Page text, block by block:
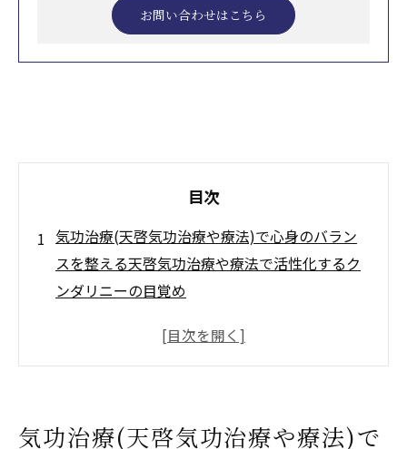
お問い合わせはこちら
目次
気功治療(天啓気功治療や療法)で心身のバラン
スを整える天啓気功治療や療法で活性化するク
ンダリニーの目覚め
治療や療法で活性化するクンダリニーエネ
ニーの目覚めがもたらす心身の調和
気功治療(天啓気功治療や療法)で